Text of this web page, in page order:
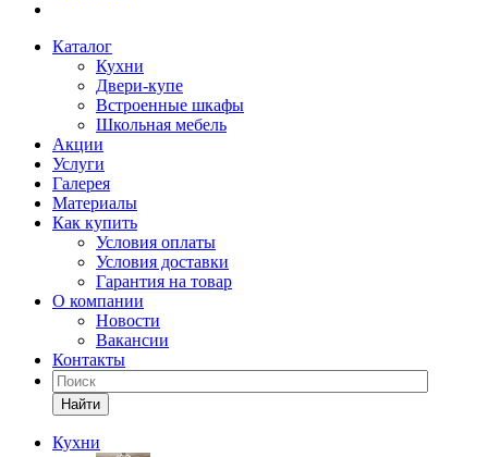
Каталог
Кухни
Двери-купе
Встроенные шкафы
Школьная мебель
Акции
Услуги
Галерея
Материалы
Как купить
Условия оплаты
Условия доставки
Гарантия на товар
О компании
Новости
Вакансии
Контакты
Найти
Кухни